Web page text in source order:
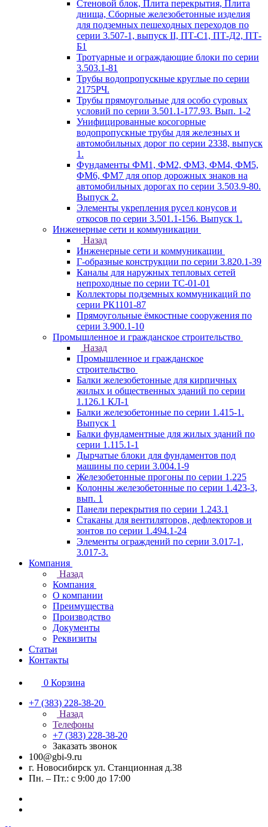
Стеновой блок, Плита перекрытия, Плита
днища, Сборные железобетонные изделия
для подземных пешеходных переходов по
серии 3.507-1, выпуск II, ПТ-С1, ПТ-Д2, ПТ-
Б1
Тротуарные и ограждающие блоки по серии
3.503.1-81
Трубы водопропускные круглые по серии
2175РЧ.
Трубы прямоугольные для особо суровых
условий по серии 3.501.1-177.93. Вып. 1-2
Унифицированные косогорные
водопропускные трубы для железных и
автомобильных дорог по серии 2338, выпуск
1.
Фундаменты ФМ1, ФМ2, ФМ3, ФМ4, ФМ5,
ФМ6, ФМ7 для опор дорожных знаков на
автомобильных дорогах по серии 3.503.9-80.
Выпуск 2.
Элементы укрепления русел конусов и
откосов по серии 3.501.1-156. Выпуск 1.
Инженерные сети и коммуникации
Назад
Инженерные сети и коммуникации
Г-образные конструкции по серии 3.820.1-39
Каналы для наружных тепловых сетей
непроходные по серии ТС-01-01
Коллекторы подземных коммуникаций по
серии РК1101-87
Прямоугольные ёмкостные сооружения по
серии 3.900.1-10
Промышленное и гражданское строительство
Назад
Промышленное и гражданское
строительство
Балки железобетонные для кирпичных
жилых и общественных зданий по серии
1.126.1 КЛ-1
Балки железобетонные по серии 1.415-1.
Выпуск 1
Балки фундаментные для жилых зданий по
серии 1.115.1-1
Дырчатые блоки для фундаментов под
машины по серии 3.004.1-9
Железобетонные прогоны по серии 1.225
Колонны железобетонные по серии 1.423-3,
вып. 1
Панели перекрытия по серии 1.243.1
Стаканы для вентиляторов, дефлекторов и
зонтов по серии 1.494.1-24
Элементы ограждений по серии 3.017-1,
3.017-3.
Компания
Назад
Компания
О компании
Преимущества
Производство
Документы
Реквизиты
Статьи
Контакты
0 Корзина
+7 (383) 228-38-20
Назад
Телефоны
+7 (383) 228-38-20
Заказать звонок
100@gbi-9.ru
г. Новосибирск ул. Станционная д.38
Пн. – Пт.: с 9:00 до 17:00